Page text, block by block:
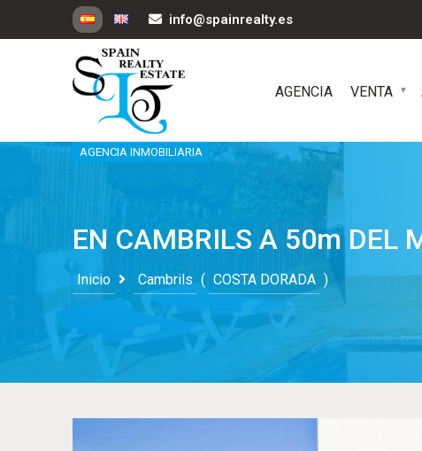
info@spainrealty.es
AGENCIA INMOBILIARIA
AGENCIA VENTA
EN CAMBRILS A 50m DEL
Inicio Cambrils ( COSTA DORADA )